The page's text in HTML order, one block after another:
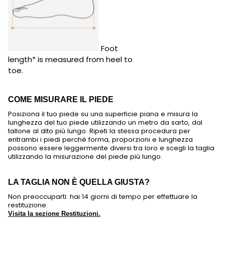
Foot
length* is measured from heel to
toe.
COME MISURARE IL PIEDE
Posiziona il tuo piede su una superficie piana e misura la
lunghezza del tuo piede utilizzando un metro da sarto, dal
tallone al dito più lungo. Ripeti la stessa procedura per
entrambi i piedi perché forma, proporzioni e lunghezza
possono essere leggermente diversi tra loro e scegli la taglia
utilizzando la misurazione del piede più lungo.
LA TAGLIA NON È QUELLA GIUSTA?
Non preoccuparti: hai 14 giorni di tempo per effettuare la
restituzione.
Visita la sezione Restituzioni.